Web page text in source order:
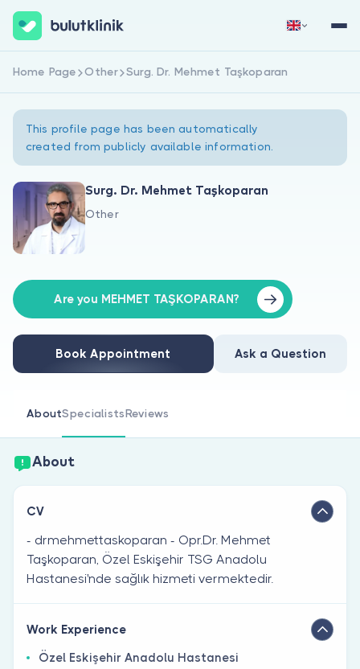
About Us
For Doctors
Are you a doctor?
Sign Up Now Sign In
Home Page Other Surg. Dr. Mehmet Taşkoparan
This profile page has been automatically
created from publicly available information.
Surg. Dr. Mehmet Taşkoparan
Other
Are you MEHMET TAŞKOPARAN?
Book Appointment Ask a Question
AboutSpecialistsReviews
About
CV
- drmehmettaskoparan - Opr.Dr. Mehmet
Taşkoparan, Özel Eskişehir TSG Anadolu
Hastanesi'nde sağlık hizmeti vermektedir.
Work Experience
Özel Eskişehir Anadolu Hastanesi